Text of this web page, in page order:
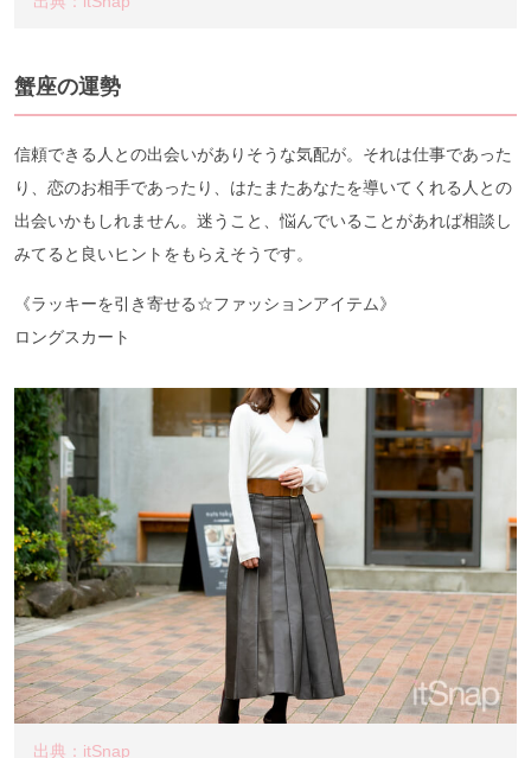
蟹座の運勢
信頼できる人との出会いがありそうな気配が。それは仕事であった
り、恋のお相手であったり、はたまたあなたを導いてくれる人との
出会いかもしれません。迷うこと、悩んでいることがあれば相談し
みてると良いヒントをもらえそうです。
《ラッキーを引き寄せる☆ファッションアイテム》
ロングスカート
出典：itSnap